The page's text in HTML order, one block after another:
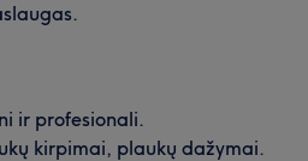
ir profesionali.
kirpimai, plaukų dažymai.